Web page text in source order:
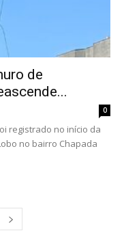
de
0
registrado no início da
no bairro Chapada